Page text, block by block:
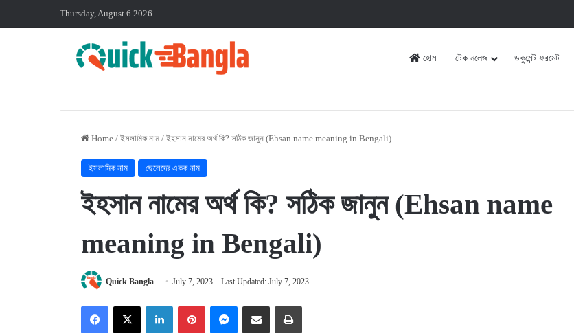
Thursday, August 6 2026
হোম টেক নলেজ ডকুমেন্ট ফরমেট
Home / ইসলামিক নাম / ইহসান নামের অর্থ কি? সঠিক জানুন (Ehsan name meaning in Bengali)
ইসলামিক নাম ছেলেদের একক নাম
ইহসান নামের অর্থ কি? সঠিক জানুন (Ehsan name
meaning in Bengali)
Quick Bangla July 7, 2023 Last Updated: July 7, 2023
FacebookX LinkedInPinterestMessengerShare via Email Print